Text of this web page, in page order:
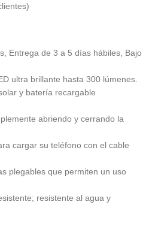
Entrega de 3 a 5 días hábiles, Bajo
ultra brillante hasta 300 lúmenes.
y batería recargable
abriendo y cerrando la
cargar su teléfono con el cable
plegables que permiten un uso
resistente al agua y